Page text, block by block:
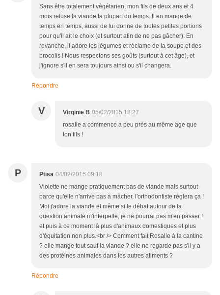
Sans être totalement végétarien, mon fils de deux ans et 4
mois refuse la viande la plupart du temps. Il en mange de
temps en temps, aussi de lui donne de toutes petites portions
pour qu'il ait le choix (et surtout afin de ne pas gâcher). En
revanche, il adore les légumes et réclame de la soupe et des
brocolis ! Nous respectons ses goûts (surtout à cet âge), et
j'ignore s'il en sera toujours ainsi ou s'il changera.
Répondre
V Virginie B 05/02/2015 18:27
rosalie a commencé à peu prés au même âge que
ton fils !
P Ptisa 04/02/2015 09:18
Violette ne mange pratiquement pas de viande mais surtout
parce qu'elle n'arrive pas à mâcher, l'orthodontiste règlera ça !
Moi j'adore la viande et même si le débat autour de la
question animale m'interpelle, je ne pourrai pas m'en passer !
et puis à ce moment là plus d'animaux domestiques et plus
d'équitation non plus.<br /> Comment fait Rosalie à la cantine
? elle mange tout sauf la viande ? elle ne regarde pas s'il y a
des protéines animales dans les autres aliments ?
Répondre